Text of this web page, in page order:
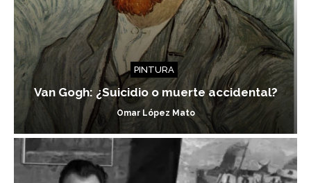
PINTURA
Van Gogh: ¿Suicidio o muerte accidental?
Omar López Mato